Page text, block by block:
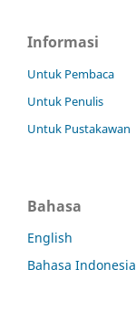
Informasi
Untuk Pembaca
Untuk Penulis
Untuk Pustakawan
Bahasa
English
Bahasa Indonesia